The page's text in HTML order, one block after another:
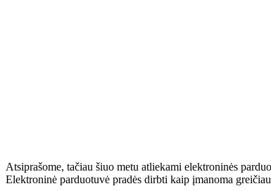
Atsiprašome, tačiau šiuo metu atliekami elektroninės
Elektroninė parduotuvė pradės dirbti kaip įmanoma